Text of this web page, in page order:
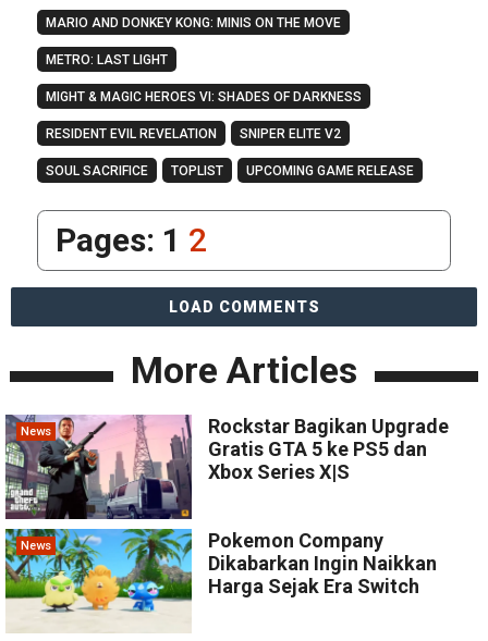
MARIO AND DONKEY KONG: MINIS ON THE MOVE
METRO: LAST LIGHT
MIGHT & MAGIC HEROES VI: SHADES OF DARKNESS
RESIDENT EVIL REVELATION SNIPER ELITE V2
SOUL SACRIFICE TOPLIST UPCOMING GAME RELEASE
Pages: 1 2
LOAD COMMENTS
More Articles
News
Rockstar Bagikan Upgrade
Gratis GTA 5 ke PS5 dan
Xbox Series X|S
News
Pokemon Company
Dikabarkan Ingin Naikkan
Harga Sejak Era Switch